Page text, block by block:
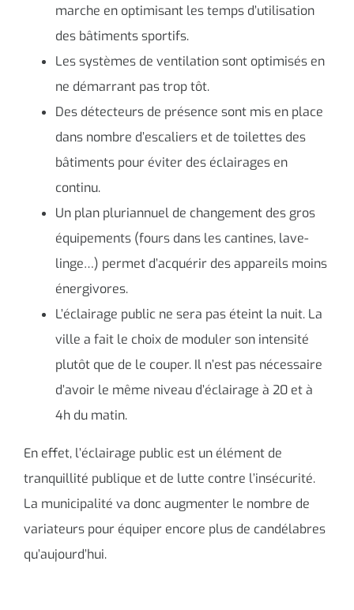
marche en optimisant les temps d’utilisation
des bâtiments sportifs.
Les systèmes de ventilation sont optimisés en
ne démarrant pas trop tôt.
Des détecteurs de présence sont mis en place
dans nombre d’escaliers et de toilettes des
bâtiments pour éviter des éclairages en
continu.
Un plan pluriannuel de changement des gros
équipements (fours dans les cantines, lave-
linge…) permet d’acquérir des appareils moins
énergivores.
L’éclairage public ne sera pas éteint la nuit. La
ville a fait le choix de moduler son intensité
plutôt que de le couper. Il n’est pas nécessaire
d’avoir le même niveau d’éclairage à 20 et à
4h du matin.
En effet, l’éclairage public est un élément de
tranquillité publique et de lutte contre l’insécurité.
La municipalité va donc augmenter le nombre de
variateurs pour équiper encore plus de candélabres
qu’aujourd’hui.